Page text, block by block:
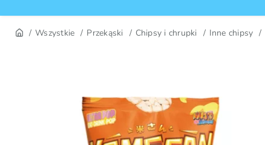
Wszystkie Przekąski Chipsy i chrupki Inne chipsy